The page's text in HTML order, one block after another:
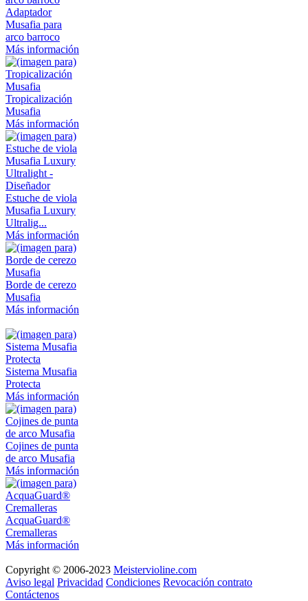
Adaptador
Musafia para
arco barroco
Más información
Tropicalización
Musafia
Más información
Estuche de viola
Musafia Luxury
Ultralig...
Más información
Borde de cerezo
Musafia
Más información
Sistema Musafia
Protecta
Más información
Cojines de punta
de arco Musafia
Más información
AcquaGuard®
Cremalleras
Más información
Copyright © 2006-2023 Meistervioline.com
Aviso legal Privacidad Condiciones Revocación contrato
Contáctenos